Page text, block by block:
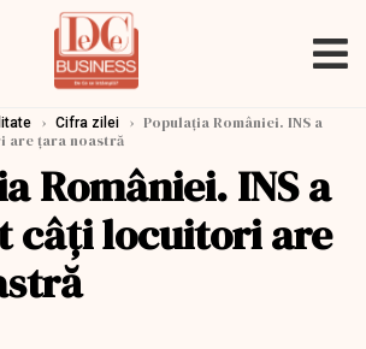
› Cifra zilei › Populația României. INS a
are țara noastră
României. INS a
câți locuitori are